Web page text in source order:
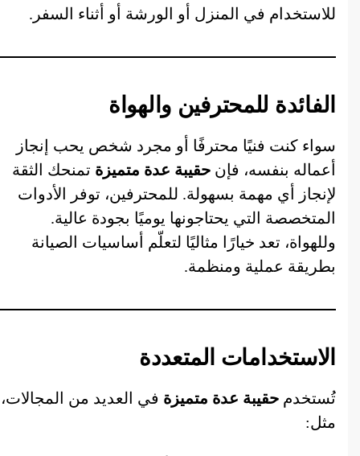
للاستخدام في المنزل أو الورشة أو أثناء السفر.
الفائدة للمحترفين والهواة
سواء كنت فنيًا محترفًا أو مجرد شخص يحب إنجاز
أعماله بنفسه، فإن حقيبة عدة متميزة تمنحك الثقة
لإنجاز أي مهمة بسهولة. للمحترفين، توفر الأدوات
المتخصصة التي يحتاجونها يوميًا بجودة عالية.
وللهواة، تعد خيارًا مثاليًا لتعلّم أساسيات الصيانة
بطريقة عملية ومنظمة.
الاستخدامات المتعددة
تُستخدم حقيبة عدة متميزة في العديد من المجالات،
مثل: